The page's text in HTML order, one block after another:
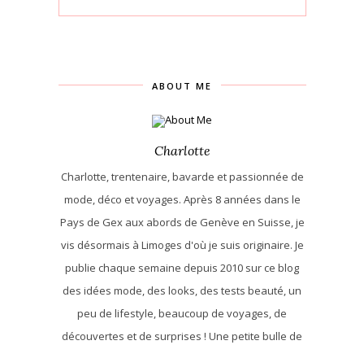
ABOUT ME
Charlotte
Charlotte, trentenaire, bavarde et passionnée de
mode, déco et voyages. Après 8 années dans le
Pays de Gex aux abords de Genève en Suisse, je
vis désormais à Limoges d'où je suis originaire. Je
publie chaque semaine depuis 2010 sur ce blog
des idées mode, des looks, des tests beauté, un
peu de lifestyle, beaucoup de voyages, de
découvertes et de surprises ! Une petite bulle de